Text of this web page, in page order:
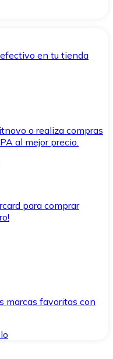
en tu tienda
o realiza compras
al mejor precio.
para comprar
marcas favoritas con